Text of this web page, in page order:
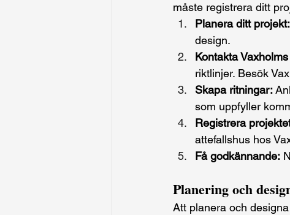
måste registrera ditt
Planera ditt projekt:
design.
Kontakta
riktlinjer. Besök
Skapa ritningar:
som uppfyller
Registrera
attefallshus hos
Få godkännande:
Planering och
Att planera och